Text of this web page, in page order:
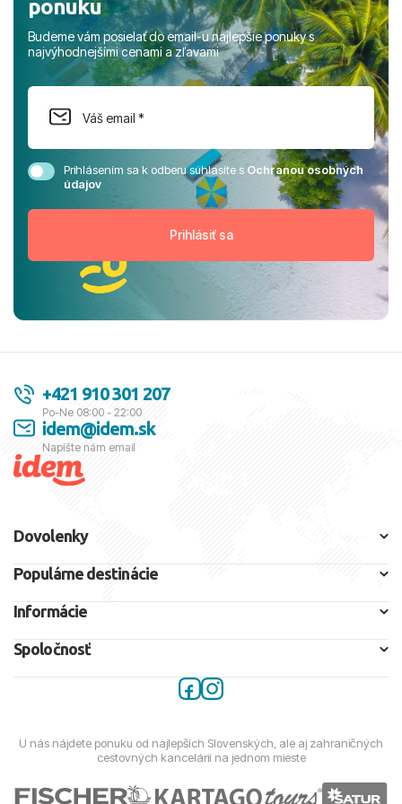
ponuku
Budeme vám posielať do email-u najlepšie ponuky s
najvýhodnejšími cenami a zľavami
Prihlásením sa k odberu súhlasíte sOchranou osobných
údajov
+421 910 301 207
Po-Ne 08:00 - 22:00
idem@idem.sk
Napíšte nám email
Dovolenky
Populárne destinácie
Informácie
Spoločnosť
U nás nájdete ponuku od najlepších Slovenských, ale aj zahraničných
cestovných kancelárií na jednom mieste